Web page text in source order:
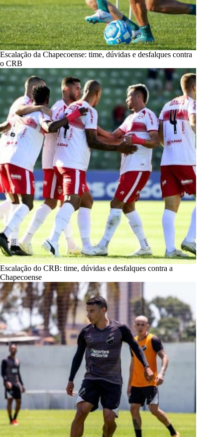
Escalação da Chapecoense: time, dúvidas e desfalques contra
o CRB
Escalação do CRB: time, dúvidas e desfalques contra a
Chapecoense